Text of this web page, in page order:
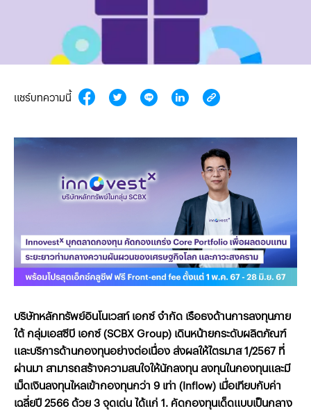
แชร์บทความนี้
บริษัทหลักทรัพย์อินโนเวสท์ เอกซ์จำกัด เรือธงด้านการลงทุนภาย
ใต้ กลุ่มเอสซีบี เอกซ์(SCBX Group) เดินหน้ายกระดับผลิตภัณฑ์
และบริการด้านกองทุนอย่างต่อเนื่องส่งผลให้ไตรมาส1/2567ที่
ผ่านมา สามารถสร้างความสนใจให้นักลงทุนลงทุนในกองทุนและมี
เม็ดเงินลงทุนไหลเข้ากองทุนกว่า 9 เท่า (Inflow) เมื่อเทียบกับค่า
เฉลี่ยปี2566ด้วย3จุดเด่นได้แก่1. คัดกองทุนเด็ดแบบเป็นกลาง